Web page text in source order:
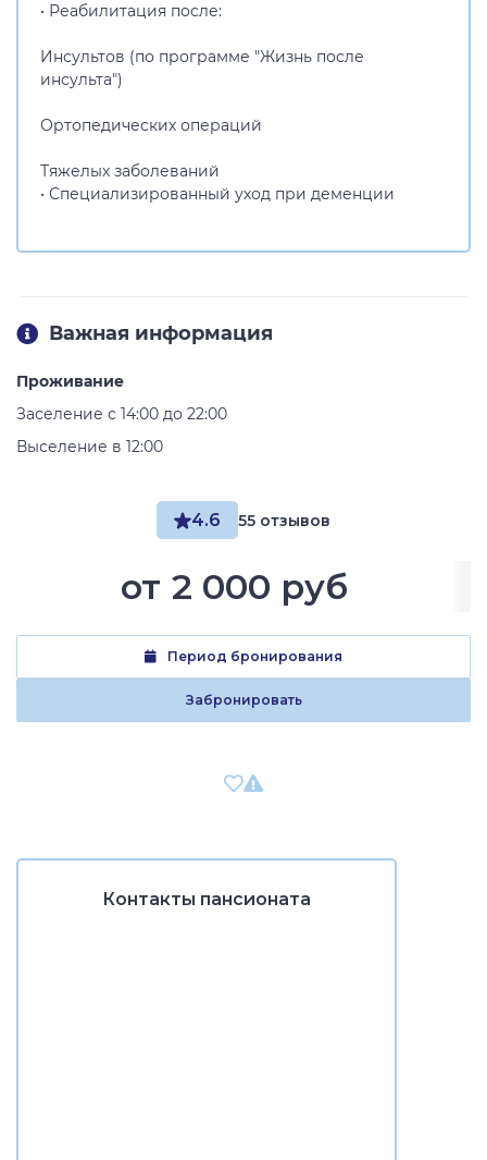
• Реабилитация после:
Инсультов (по программе "Жизнь после
инсульта")
Ортопедических операций
Тяжелых заболеваний
• Специализированный уход при деменции
4.6 55 отзывов
от 2 000 руб
Период бронирования
Забронировать
Важная информация
Проживание
Заселение с 14:00 до 22:00
Выселение в 12:00
Контакты пансионата